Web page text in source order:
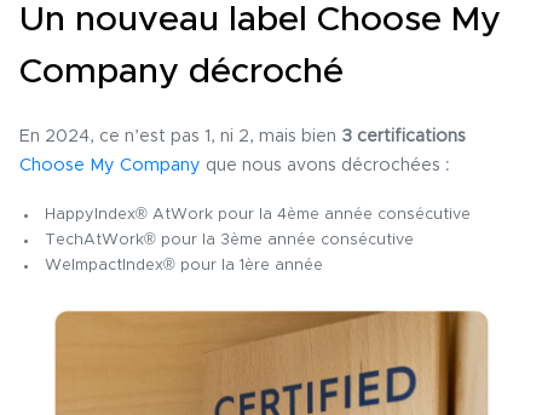
Un nouveau label Choose My
Company décroché
En 2024, ce n’est pas 1, ni 2, mais bien 3 certifications
Choose My Company que nous avons décrochées :
HappyIndex® AtWork pour la 4ème année consécutive
TechAtWork® pour la 3ème année consécutive
WeImpactIndex® pour la 1ère année